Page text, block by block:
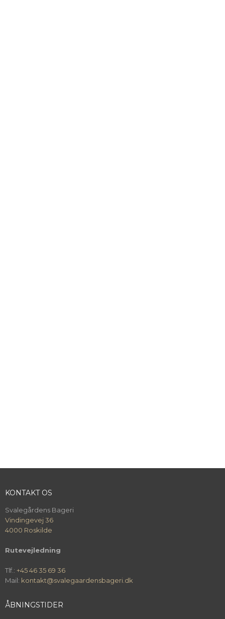
KONTAKT OS
Svalegårdens Bageri
Vindingevej 36
4000 Roskilde
Rutevejledning
Tlf.: +45 46 35 69 36
Mail: kontakt@svalegaardensbageri.dk
ÅBNINGSTIDER